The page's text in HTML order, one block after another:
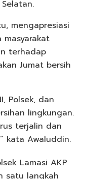
mengapresiasi
terhadap
Jumat bersih
Polsek, dan
lingkungan.
terjalin dan
kata Awaluddin.
Lamasi AKP
satu langkah